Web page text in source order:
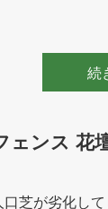
続
ェンス 花
芝が劣化し